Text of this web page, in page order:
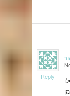
says:
Reply